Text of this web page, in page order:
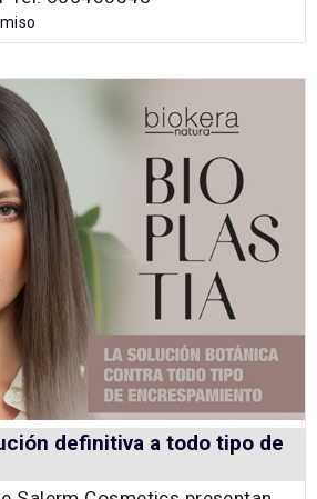
definitiva a todo tipo de